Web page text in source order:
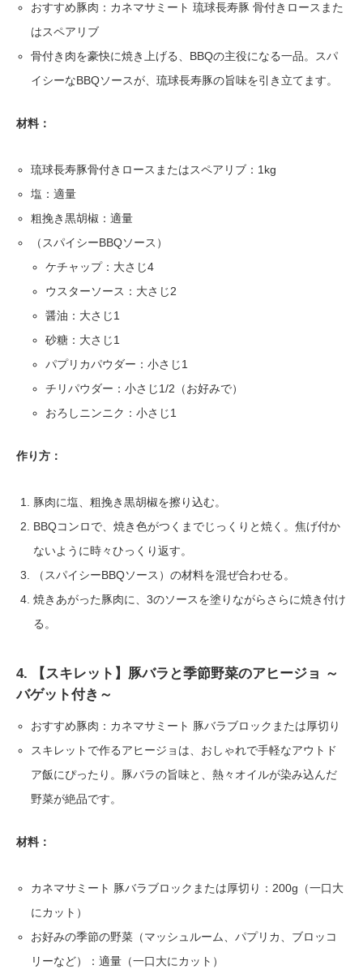
おすすめ豚肉：カネマサミート 琉球長寿豚 骨付きロースまた
はスペアリブ
骨付き肉を豪快に焼き上げる、BBQの主役になる一品。スパ
イシーなBBQソースが、琉球長寿豚の旨味を引き立てます。
材料：
琉球長寿豚骨付きロースまたはスペアリブ：1kg
塩：適量
粗挽き黒胡椒：適量
（スパイシーBBQソース）
ケチャップ：大さじ4
ウスターソース：大さじ2
醤油：大さじ1
砂糖：大さじ1
パプリカパウダー：小さじ1
チリパウダー：小さじ1/2（お好みで）
おろしニンニク：小さじ1
作り方：
豚肉に塩、粗挽き黒胡椒を擦り込む。
BBQコンロで、焼き色がつくまでじっくりと焼く。焦げ付か
ないように時々ひっくり返す。
（スパイシーBBQソース）の材料を混ぜ合わせる。
焼きあがった豚肉に、3のソースを塗りながらさらに焼き付け
る。
4. 【スキレット】豚バラと季節野菜のアヒージョ ～
バゲット付き～
おすすめ豚肉：カネマサミート 豚バラブロックまたは厚切り
スキレットで作るアヒージョは、おしゃれで手軽なアウトド
ア飯にぴったり。豚バラの旨味と、熱々オイルが染み込んだ
野菜が絶品です。
材料：
カネマサミート 豚バラブロックまたは厚切り：200g（一口大
にカット）
お好みの季節の野菜（マッシュルーム、パプリカ、ブロッコ
リーなど）：適量（一口大にカット）